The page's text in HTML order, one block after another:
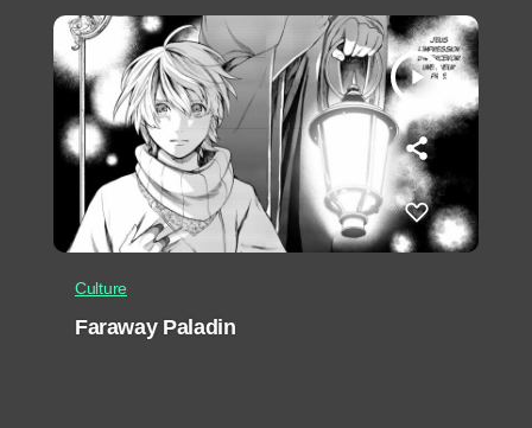
play_arrow
Culture
Faraway Paladin